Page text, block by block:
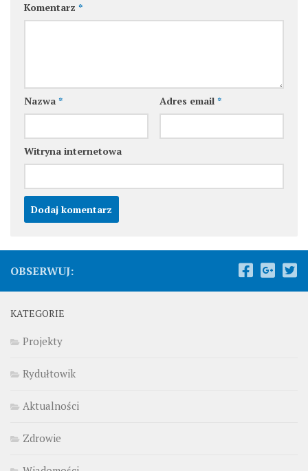
Komentarz *
Nazwa * Adres email *
Witryna internetowa
OBSERWUJ:
KATEGORIE
Projekty
Rydułtowik
Aktualności
Zdrowie